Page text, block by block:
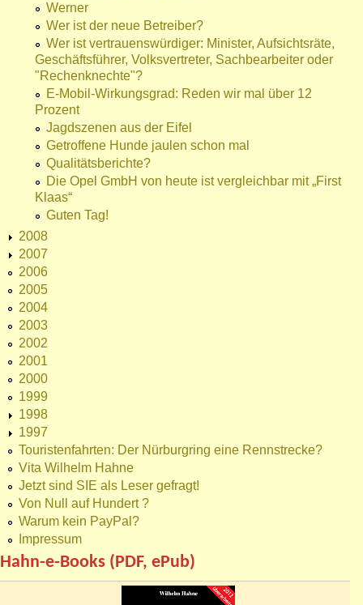
Werner
Wer ist der neue Betreiber?
Wer ist vertrauenswürdiger: Minister, Aufsichtsräte,
Geschäftsführer, Volksvertreter, Sachbearbeiter oder
"Rechenknechte"?
E-Mobil-Wirkungsgrad: Reden wir mal über 12
Prozent
Jagdszenen aus der Eifel
Getroffene Hunde jaulen schon mal
Qualitätsberichte?
Die Opel GmbH von heute ist vergleichbar mit „First
Klaas“
Guten Tag!
2008
2007
2006
2005
2004
2003
2002
2001
2000
1999
1998
1997
Touristenfahrten: Der Nürburgring eine Rennstrecke?
Vita Wilhelm Hahne
Jetzt sind SIE als Leser gefragt!
Von Null auf Hundert ?
Warum kein PayPal?
Impressum
Hahn-e-Books (PDF, ePub)